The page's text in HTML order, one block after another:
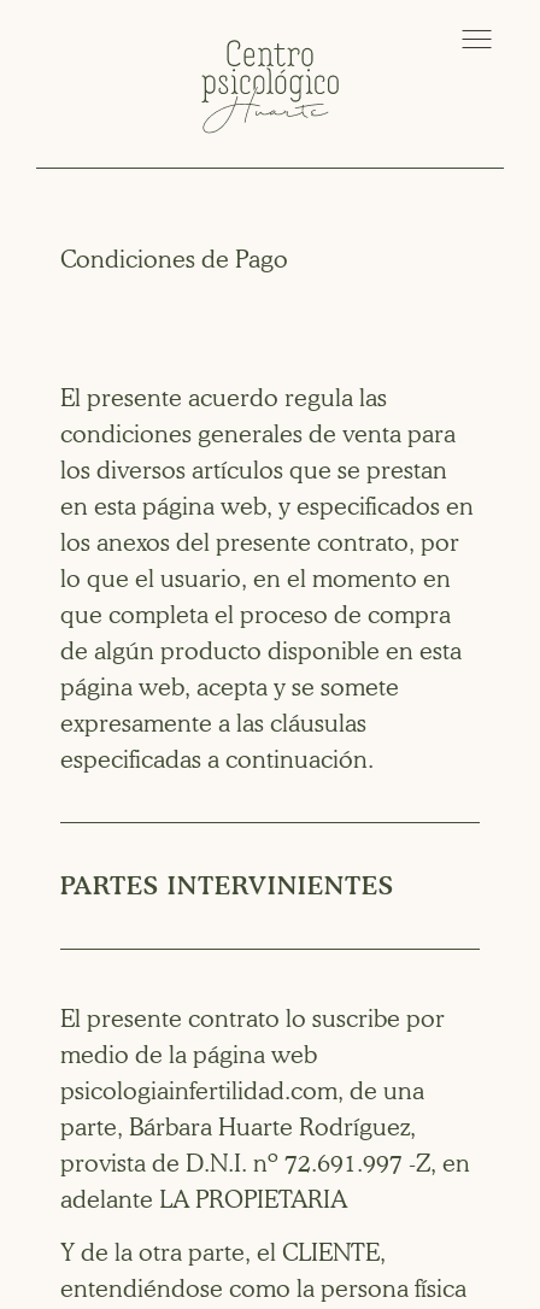
Condiciones de Pago
El presente acuerdo regula las
condiciones generales de venta para
los diversos artículos que se prestan
en esta página web, y especificados en
los anexos del presente contrato, por
lo que el usuario, en el momento en
que completa el proceso de compra
de algún producto disponible en esta
página web, acepta y se somete
expresamente a las cláusulas
especificadas a continuación.
PARTES INTERVINIENTES
El presente contrato lo suscribe por
medio de la página web
psicologiainfertilidad.com, de una
parte, Bárbara Huarte Rodríguez,
provista de D.N.I. nº 72.691.997 -Z, en
adelante LA PROPIETARIA
Y de la otra parte, el CLIENTE,
entendiéndose como la persona física